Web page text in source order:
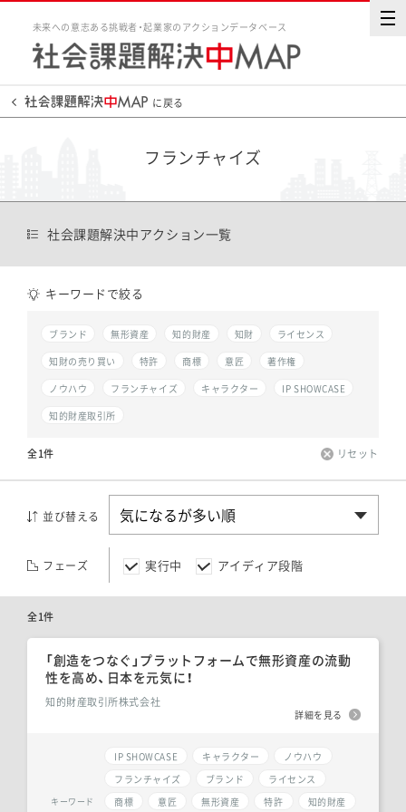
未来への意志ある挑戦者・起業家のアクションデータベース
に戻る
フランチャイズ
社会課題解決中アクション一覧
キーワードで絞る
ブランド 無形資産 知的財産 知財
ライセンス
知財の売り買い
特許 商標 意匠
著作権
ノウハウ
フランチャイズ キャラクター
IP SHOWCASE
知的財産取引所
全1件 リセット
並び替える
フェーズ 実行中 アイディア段階
全1件
「創造をつなぐ」プラットフォームで無形資産の流動
性を高め、日本を元気に！
知的財産取引所株式会社
詳細を見る
キーワード
IP SHOWCASE キャラクター
ノウハウ
フランチャイズ
ブランド
ライセンス
商標
意匠 無形資産 特許 知的財産